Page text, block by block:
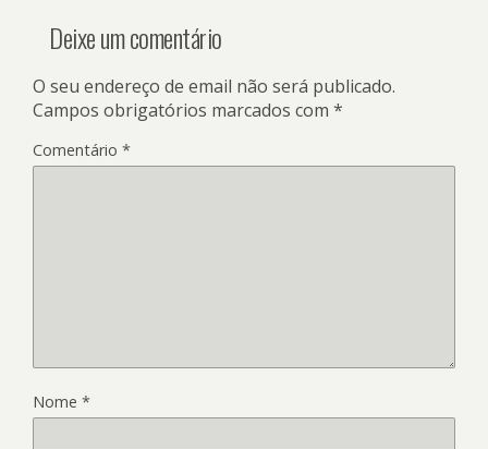
Deixe um comentário
O seu endereço de email não será publicado.
Campos obrigatórios marcados com *
Comentário *
Nome *